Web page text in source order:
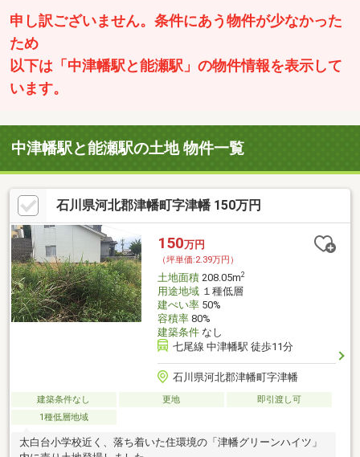
申し訳ございません。条件にあう物件が少なかった
ため
以下は「中津幡駅と能瀬駅」の物件情報を表示して
います。
中津幡駅と能瀬駅の土地 物件一覧
石川県河北郡津幡町字津幡 150万円
150万円
（坪単価:2.39万円）
土地面積208.05m2
用途地域１種低層
建ぺい率50%
容積率80%
建築条件なし
七尾線 中津幡駅 徒歩11分
石川県河北郡津幡町字津幡
建築条件なし 更地
即引渡し可
1種低層地域
太白台小学校近く、落ち着いた住環境の「津幡グリーンハイツ」